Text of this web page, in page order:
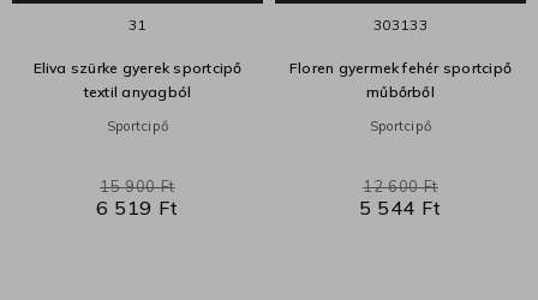
31
Eliva szürke gyerek sportcipő
textil anyagból
Sportcipő
6 519 Ft
15 900 Ft
303133
Floren gyermek fehér sportcipő
műbőrből
Sportcipő
5 544 Ft
12 600 Ft